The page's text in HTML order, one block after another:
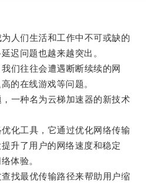
们生活和工作中不可或缺的
迟问题也越来越突出。
往往会遭遇断断续续的网
的在线游戏等问题。
种名为云梯加速器的新技术
工具，它通过优化网络传输
升了用户的网络速度和稳定
体验。
最优传输路径来帮助用户缩